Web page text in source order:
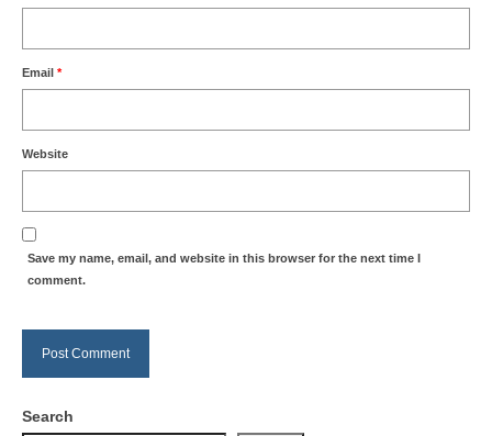
Email *
Website
Save my name, email, and website in this browser for the next time I
comment.
Search